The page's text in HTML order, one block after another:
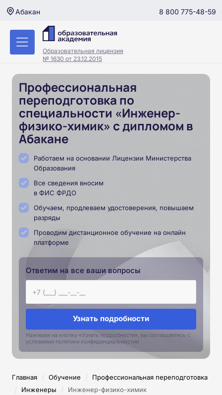
Абакан 8 800 775-48-59
Образовательная лицензия
№ 1630 от 23.12.2015
Профессиональная
переподготовка по
специальности «Инженер-
физико-химик» с дипломом в
Абакане
Работаем на основании Лицензии Министерства
Образования
Все сведения вносим
в ФИС ФРДО
Обучаем, продлеваем удостоверения, повышаем
разряды
Проводим дистанционное обучение на онлайн
платформе
Ответим на все ваши вопросы
Узнать подробности
Нажимая на кнопку «Узнать подробности», вы соглашаетесь с
условиями политики конфиденциальностии
Главная / Обучение / Профессиональная переподготовка
/ Инженеры / Инженер-физико-химик